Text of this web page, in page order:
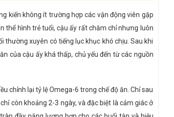
kiến không ít trường hợp các vận động viên gặp
thể hình trẻ tuổi, cậu ấy rất chăm chỉ nhưng luôn
thường xuyên có tiếng lục khục khó chịu. Sau khi
của cậu ấy khá thấp, chủ yếu đến từ các nguồn
chỉnh lại tỷ lệ Omega-6 trong chế độ ăn. Chỉ sau
còn khoảng 2-3 ngày, và đặc biệt là cảm giác ở